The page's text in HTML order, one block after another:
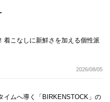
着こなしに新鮮さを加える個性派
2026/08/05
イムへ導く「BIRKENSTOCK」の